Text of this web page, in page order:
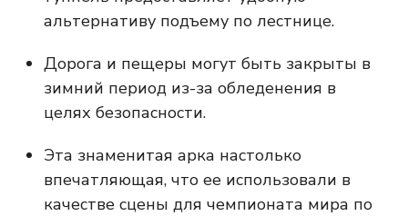
альтернативу подъему по лестнице.
Дорога и пещеры могут быть закрыты в
зимний период из-за обледенения в
целях безопасности.
Эта знаменитая арка настолько
впечатляющая, что ее использовали в
качестве сцены для чемпионата мира по